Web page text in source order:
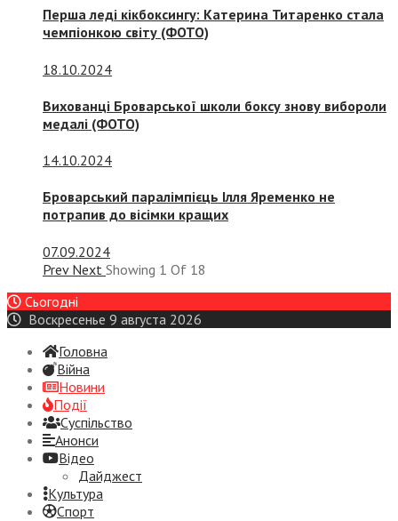
Перша леді кікбоксингу: Катерина Титаренко стала
чемпіонкою світу (ФОТО)
18.10.2024
Вихованці Броварської школи боксу знову вибороли
медалі (ФОТО)
14.10.2024
Броварський паралімпієць Ілля Яременко не
потрапив до вісімки кращих
07.09.2024
Prev Next Showing 1 Of 18
Сьогодні
Воскресенье 9 августа 2026
Головна
Війна
Новини
Події
Суспiльство
Анонси
Відео
Дайджест
Культура
Спорт